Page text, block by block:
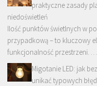
praktyczne zasady
niedoświetleń
Ilość punktów świetlnych w
przypadkową – to kluczowy
funkcjonalność przestrzeni. …
Migotanie LED: jak
unikać typowych